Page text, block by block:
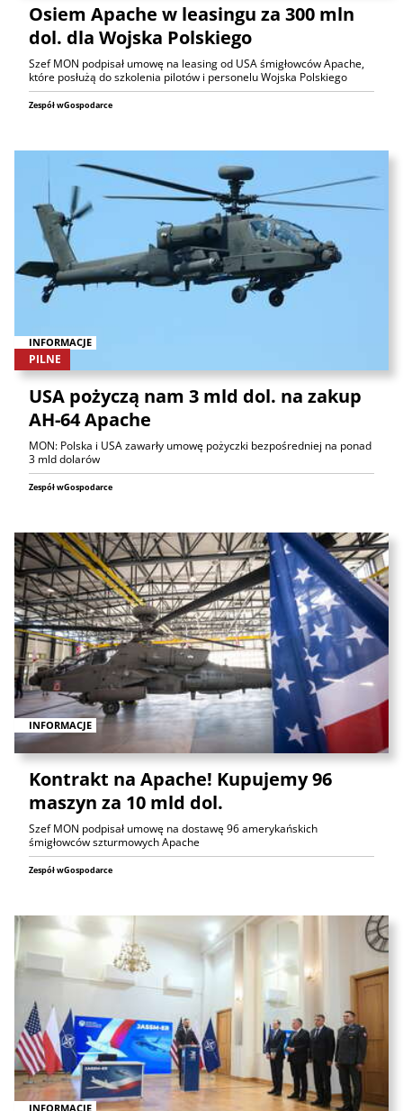
Osiem Apache w leasingu za 300 mln
dol. dla Wojska Polskiego
Szef MON podpisał umowę na leasing od USA śmigłowców Apache,
które posłużą do szkolenia pilotów i personelu Wojska Polskiego
Zespół wGospodarce
INFORMACJE
PILNE
USA pożyczą nam 3 mld dol. na zakup
AH-64 Apache
MON: Polska i USA zawarły umowę pożyczki bezpośredniej na ponad
3 mld dolarów
Zespół wGospodarce
INFORMACJE
Kontrakt na Apache! Kupujemy 96
maszyn za 10 mld dol.
Szef MON podpisał umowę na dostawę 96 amerykańskich
śmigłowców szturmowych Apache
Zespół wGospodarce
INFORMACJE